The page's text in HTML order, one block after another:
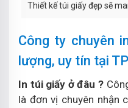
Thiết kế túi giấy đẹp sẽ
Công ty chuyên
lượng, uy tín tại
In túi giấy ở đâu ?
là đơn vị chuyên nhận